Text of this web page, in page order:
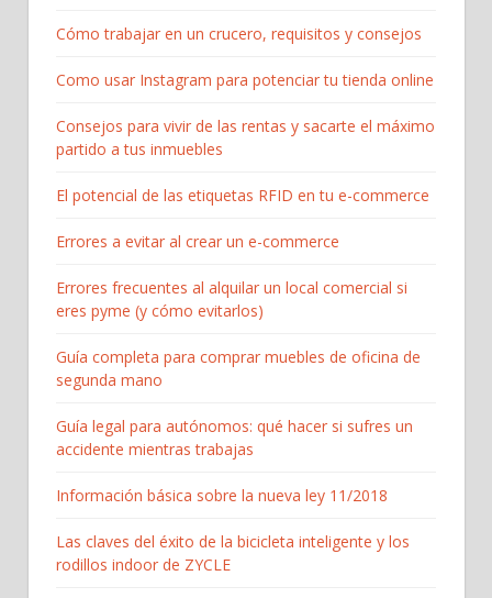
Cómo trabajar en un crucero, requisitos y consejos
Como usar Instagram para potenciar tu tienda online
Consejos para vivir de las rentas y sacarte el máximo
partido a tus inmuebles
El potencial de las etiquetas RFID en tu e-commerce
Errores a evitar al crear un e-commerce
Errores frecuentes al alquilar un local comercial si
eres pyme (y cómo evitarlos)
Guía completa para comprar muebles de oficina de
segunda mano
Guía legal para autónomos: qué hacer si sufres un
accidente mientras trabajas
Información básica sobre la nueva ley 11/2018
Las claves del éxito de la bicicleta inteligente y los
rodillos indoor de ZYCLE